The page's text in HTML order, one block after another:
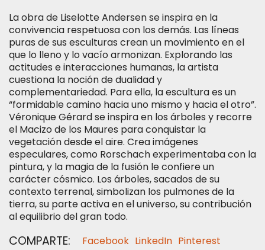
La obra de Liselotte Andersen se inspira en la
convivencia respetuosa con los demás. Las líneas
puras de sus esculturas crean un movimiento en el
que lo lleno y lo vacío armonizan. Explorando las
actitudes e interacciones humanas, la artista
cuestiona la noción de dualidad y
complementariedad. Para ella, la escultura es un
“formidable camino hacia uno mismo y hacia el otro”.
Véronique Gérard se inspira en los árboles y recorre
el Macizo de los Maures para conquistar la
vegetación desde el aire. Crea imágenes
especulares, como Rorschach experimentaba con la
pintura, y la magia de la fusión le confiere un
carácter cósmico. Los árboles, sacados de su
contexto terrenal, simbolizan los pulmones de la
tierra, su parte activa en el universo, su contribución
al equilibrio del gran todo.
COMPARTE: Facebook LinkedIn Pinterest